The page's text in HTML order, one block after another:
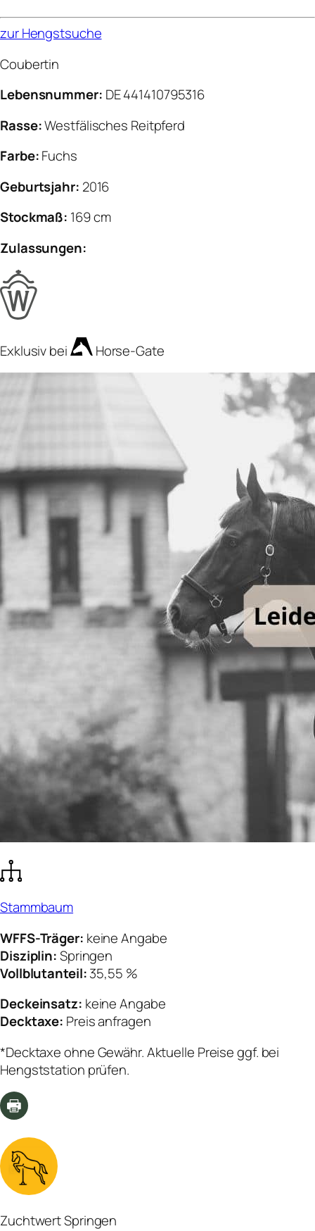
zur Hengstsuche
Coubertin
Lebensnummer: DE 441410795316
Rasse:Westfälisches Reitpferd
Farbe:Fuchs
Geburtsjahr: 2016
Stockmaß: 169 cm
Zulassungen:
Exklusiv bei Horse-Gate
Stammbaum
WFFS-Träger: keine Angabe
Disziplin:Springen
Vollblutanteil:35,55 %
Deckeinsatz: keine Angabe
Decktaxe: Preis anfragen
*Decktaxe ohne Gewähr. Aktuelle Preise ggf. bei
Hengststation prüfen.
Zuchtwert Springen